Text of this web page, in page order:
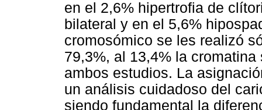
en el 2,6% hipertrofia de
bilateral y en el 5,6%
cromosómico se les realizó
79,3%, al 13,4% la
ambos estudios. La
un análisis cuidadoso del
siendo fundamental la